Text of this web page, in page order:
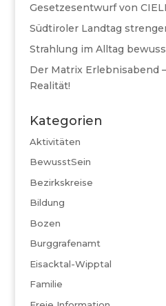
Gesetzesentwurf von
Südtiroler Landtag
Strahlung im Alltag
Der Matrix Erlebnisabend
Realität!
Kategorien
Aktivitäten
BewusstSein
Bezirkskreise
Bildung
Bozen
Burggrafenamt
Eisacktal-Wipptal
Familie